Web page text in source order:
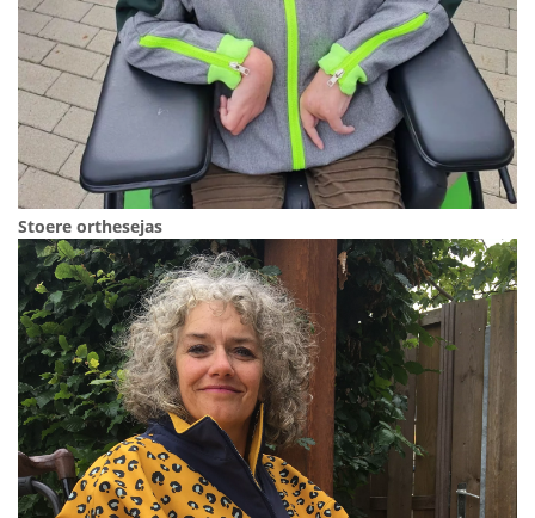
Stoere orthesejas